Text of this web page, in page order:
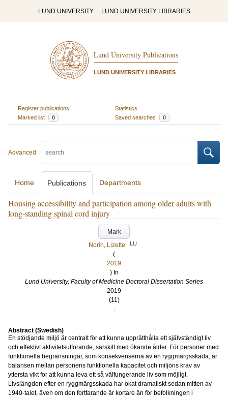
LUND UNIVERSITY LUND UNIVERSITY LIBRARIES
Lund University Publications
LUND UNIVERSITY LIBRARIES
Register publications
Statistics
Marked list
0 Saved searches 0
Advanced
Home Publications Departments
Housing accessibility and participation among older adults with
long-standing spinal cord injury
Mark
Norin, Lizette
LU
(
2019
) In
Lund University, Faculty of Medicine Doctoral Dissertation Series
2019
(11)
.
Abstract (Swedish)
En stödjande miljö är centralt för att kunna upprätthålla ett självständigt liv
och effektivt aktivitetsutförande, särskilt med ökande ålder. För personer med
funktionella begränsningar, som konsekvenserna av en ryggmärgsskada, är
balansen mellan personens funktionella kapacitet och miljöns krav av
yttersta vikt för att kunna leva ett så välfungerande liv som möjligt.
Livslängden efter en ryggmärgsskada har ökat dramatiskt sedan mitten av
1940-talet, även om den fortfarande är kortare än för befolkningen i